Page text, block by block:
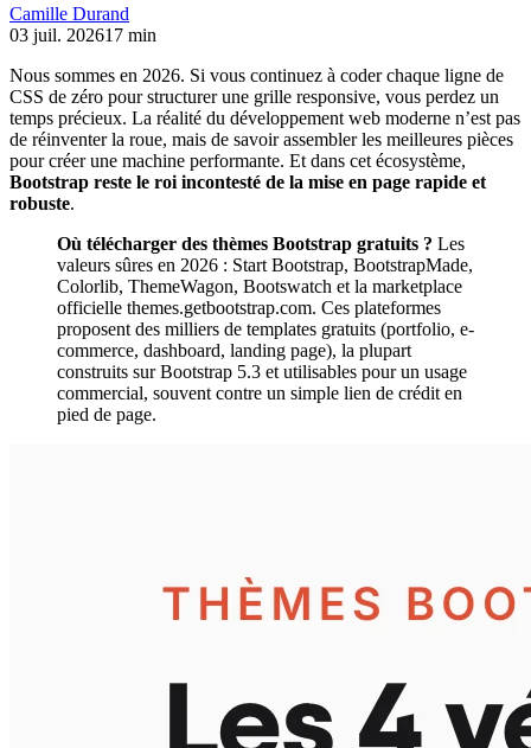
Camille Durand
03 juil. 202617 min
Nous sommes en 2026. Si vous continuez à coder chaque ligne de
CSS de zéro pour structurer une grille responsive, vous perdez un
temps précieux. La réalité du développement web moderne n’est pas
de réinventer la roue, mais de savoir assembler les meilleures pièces
pour créer une machine performante. Et dans cet écosystème,
Bootstrap reste le roi incontesté de la mise en page rapide et
robuste.
Où télécharger des thèmes Bootstrap gratuits ? Les
valeurs sûres en 2026 : Start Bootstrap, BootstrapMade,
Colorlib, ThemeWagon, Bootswatch et la marketplace
officielle themes.getbootstrap.com. Ces plateformes
proposent des milliers de templates gratuits (portfolio, e-
commerce, dashboard, landing page), la plupart
construits sur Bootstrap 5.3 et utilisables pour un usage
commercial, souvent contre un simple lien de crédit en
pied de page.